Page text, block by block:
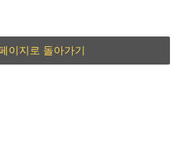
이지로 돌아가기